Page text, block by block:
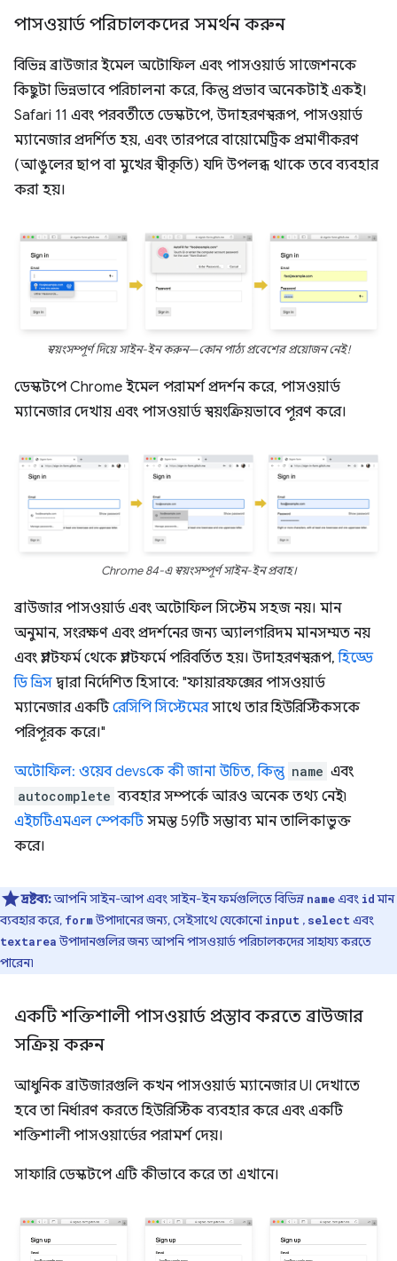
পাসওয়ার্ড পরিচালকদের সমর্থন করুন
বিভিন্ন ব্রাউজার ইমেল অটোফিল এবং পাসওয়ার্ড সাজেশনকে
কিছুটা ভিন্নভাবে পরিচালনা করে, কিন্তু প্রভাব অনেকটাই একই।
Safari 11 এবং পরবর্তীতে ডেস্কটপে, উদাহরণস্বরূপ, পাসওয়ার্ড
ম্যানেজার প্রদর্শিত হয়, এবং তারপরে বায়োমেট্রিক প্রমাণীকরণ
(আঙুলের ছাপ বা মুখের স্বীকৃতি) যদি উপলব্ধ থাকে তবে ব্যবহার
করা হয়।
স্বয়ংসম্পূর্ণ দিয়ে সাইন-ইন করুন—কোন পাঠ্য প্রবেশের প্রয়োজন নেই!
ডেস্কটপে Chrome ইমেল পরামর্শ প্রদর্শন করে, পাসওয়ার্ড
ম্যানেজার দেখায় এবং পাসওয়ার্ড স্বয়ংক্রিয়ভাবে পূরণ করে।
Chrome 84-এ স্বয়ংসম্পূর্ণ সাইন-ইন প্রবাহ।
ব্রাউজার পাসওয়ার্ড এবং অটোফিল সিস্টেম সহজ নয়। মান
অনুমান, সংরক্ষণ এবং প্রদর্শনের জন্য অ্যালগরিদম মানসম্মত নয়
এবং প্ল্যাটফর্ম থেকে প্ল্যাটফর্মে পরিবর্তিত হয়। উদাহরণস্বরূপ,হিড্ডে
ডি ভ্রিস দ্বারা নির্দেশিত হিসাবে: "ফায়ারফক্সের পাসওয়ার্ড
ম্যানেজার একটিরেসিপি সিস্টেমেরসাথে তার হিউরিস্টিকসকে
পরিপূরক করে।"
অটোফিল: ওয়েব devsকে কী জানা উচিত, কিন্তু name এবং
autocomplete ব্যবহার সম্পর্কে আরও অনেক তথ্য নেই৷
এইচটিএমএল স্পেকটিসমস্ত 59টি সম্ভাব্য মান তালিকাভুক্ত
করে।
দ্রষ্টব্য:আপনি সাইন-আপ এবং সাইন-ইন ফর্মগুলিতে বিভিন্ন nameএবং idমান
ব্যবহার করে, formউপাদানের জন্য, সেইসাথে যেকোনোinput , select এবং
textareaউপাদানগুলির জন্য আপনি পাসওয়ার্ড পরিচালকদের সাহায্য করতে
পারেন৷
একটি শক্তিশালী পাসওয়ার্ড প্রস্তাব করতে ব্রাউজার
সক্রিয় করুন
আধুনিক ব্রাউজারগুলি কখন পাসওয়ার্ড ম্যানেজার UI দেখাতে
হবে তা নির্ধারণ করতে হিউরিস্টিক ব্যবহার করে এবং একটি
শক্তিশালী পাসওয়ার্ডের পরামর্শ দেয়।
সাফারি ডেস্কটপে এটি কীভাবে করে তা এখানে।